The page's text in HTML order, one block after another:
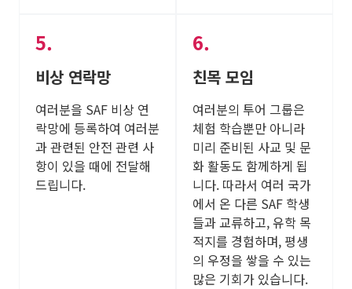
비상 연락망
여러분을 SAF 비상 연
락망에 등록하여 여러분
과 관련된 안전 관련 사
항이 있을 때에 전달해
드립니다.
친목 모임
여러분의 투어 그룹은
체험 학습뿐만 아니라
미리 준비된 사교 및 문
화 활동도 함께하게 됩
니다. 따라서 여러 국가
에서 온 다른 SAF 학생
들과 교류하고, 유학 목
적지를 경험하며, 평생
의 우정을 쌓을 수 있는
많은 기회가 있습니다.